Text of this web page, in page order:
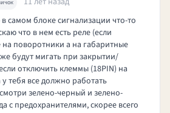
самом блоке сигнализации что-то
что в нем есть реле (если
на поворотники а на габаритные
будут мигать при закрытии/
отключить клеммы (18PIN) на
тебя все должно работать
зелено-черный и зелено-
с предохранителями, скорее всего